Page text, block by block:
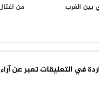
بين الغرب
من
في التعليقات تعبر عن